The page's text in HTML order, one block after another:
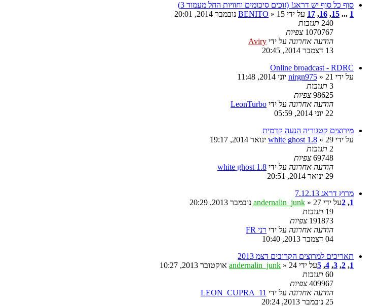
סוף כל סוף יש דראג! (זוכים סיכומים וחוויות החל מעמוד 3)
1
...
15
,
16
,
17 על ידי BENITO » 15 נובמבר 2014, 20:01
240 תגובות
1070767 צפיות
הודעה אחרונה על ידי Aviry
13 דצמבר 2014, 20:45
Online broadcast - RDRC
על ידי
nirgn975 » 21 יוני 2014, 11:48
3 תגובות
98625 צפיות
הודעה אחרונה על ידי LeonTurbo
22 יוני 2014, 05:59
מירוצים קטגוריה הנעה קדמית
על ידי
white ghost 1.8 » 29 ינואר 2014, 19:17
2 תגובות
69748 צפיות
הודעה אחרונה על ידי white ghost 1.8
29 ינואר 2014, 20:51
מרוץ דראג 7.12.13
1
,
2על ידי andernalin_junk » 27 נובמבר 2013, 20:29
19 תגובות
191873 צפיות
הודעה אחרונה על ידי רני FR
04 דצמבר 2013, 10:40
תאריכים למרוצים הקרובים דצמ 2013
1
,
2
,
3
,
4
,
5על ידי andernalin_junk » 24 אוקטובר 2013, 10:27
60 תגובות
409967 צפיות
הודעה אחרונה על ידי LEON_CUPRA_11
25 נובמבר 2013, 20:24